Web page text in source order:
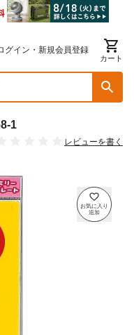
グイン・新規会員登録
カート
1
レビューを書く